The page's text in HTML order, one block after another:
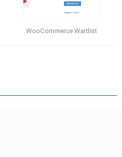
WooCommerce Waitlist